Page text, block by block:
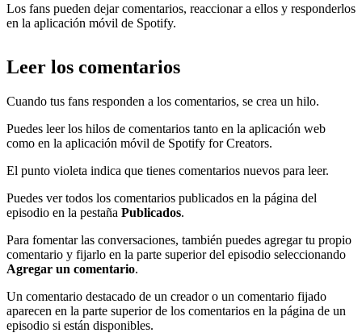
Los fans pueden dejar comentarios, reaccionar a ellos y responderlos
en la aplicación móvil de Spotify.
Leer los comentarios
Cuando tus fans responden a los comentarios, se crea un hilo.
Puedes leer los hilos de comentarios tanto en la aplicación web
como en la aplicación móvil de Spotify for Creators.
El punto violeta indica que tienes comentarios nuevos para leer.
Puedes ver todos los comentarios publicados en la página del
episodio en la pestaña Publicados.
Para fomentar las conversaciones, también puedes agregar tu propio
comentario y fijarlo en la parte superior del episodio seleccionando
Agregar un comentario.
Un comentario destacado de un creador o un comentario fijado
aparecen en la parte superior de los comentarios en la página de un
episodio si están disponibles.